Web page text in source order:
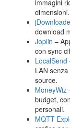
immagini
dimensioni.
download
Joplin –
con sync
LocalSend
LAN
source.
MoneyWiz
budget,
personali.
MQTT